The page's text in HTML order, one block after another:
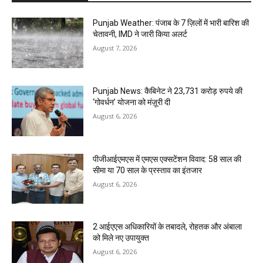
Punjab Weather: पंजाब के 7 ज़िलों में भारी बारिश की
चेतावनी, IMD ने जारी किया अलर्ट
August 7, 2026
Punjab News: कैबिनेट ने 23,731 करोड़ रुपये की
‘गोवर्धन’ योजना को मंज़ूरी दी
August 6, 2026
पीजीआईएमएस में एमएस एक्सटेंशन विवाद: 58 साल की
सीमा या 70 साल के प्रस्ताव का इंतजार
August 6, 2026
2 आईएएस अधिकारियों के तबादले, रोहतक और अंबाला
को मिले नए उपायुक्त
August 6, 2026